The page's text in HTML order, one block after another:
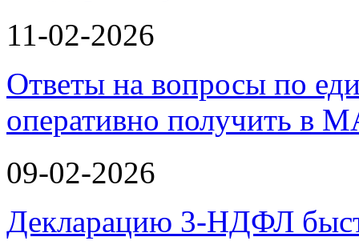
11-02-2026
Ответы на вопросы по
оперативно получить в
09-02-2026
Декларацию 3-НДФЛ